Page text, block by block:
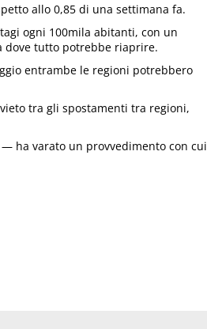
allo 0,85 di una settimana fa.
ogni 100mila abitanti, con un
dove tutto potrebbe riaprire.
entrambe le regioni potrebbero
tra gli spostamenti tra regioni,
— ha varato un provvedimento con cui